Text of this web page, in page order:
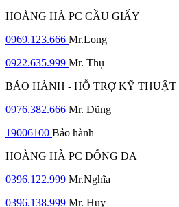
HOÀNG HÀ PC CẦU GIẤY
0969.123.666 Mr.Long
0922.635.999 Mr. Thụ
BẢO HÀNH - HỖ TRỢ KỸ THUẬT
0976.382.666 Mr. Dũng
19006100 Bảo hành
HOÀNG HÀ PC ĐỐNG ĐA
0396.122.999 Mr.Nghĩa
0396.138.999 Mr. Huy